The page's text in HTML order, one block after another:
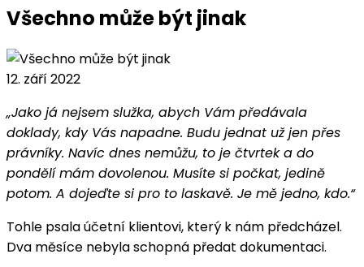
Všechno může být jinak
12. září 2022
„Jako já nejsem služka, abych Vám předávala
doklady, kdy Vás napadne. Budu jednat už jen přes
právníky. Navíc dnes nemůžu, to je čtvrtek a do
pondělí mám dovolenou. Musíte si počkat, jedině
potom. A dojeďte si pro to laskavě. Je mě jedno, kdo.“
Tohle psala účetní klientovi, který k nám předcházel.
Dva měsíce nebyla schopná předat dokumentaci.